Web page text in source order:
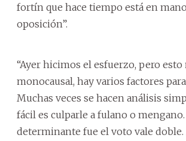
fortín que hace tiempo está en
oposición”.
“Ayer hicimos el esfuerzo, pero esto
monocausal, hay varios factores
Muchas veces se hacen análisis
fácil es culparle a fulano o
determinante fue el voto vale doble.